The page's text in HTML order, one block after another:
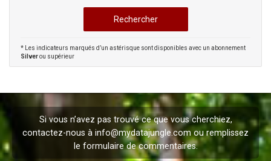
* Les indicateurs marqués d’un astérisque sont disponibles avec un abonnement
Silverou supérieur
Si vous n’avez pas trouvé ce que vous cherchiez,
contactez-nous à info@mydatajungle.com ou remplissez
le formulaire decommentaires.